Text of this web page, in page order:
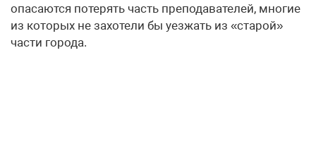
опасаются потерять часть преподавателей, многие
из которых не захотели бы уезжать из «старой»
части города.